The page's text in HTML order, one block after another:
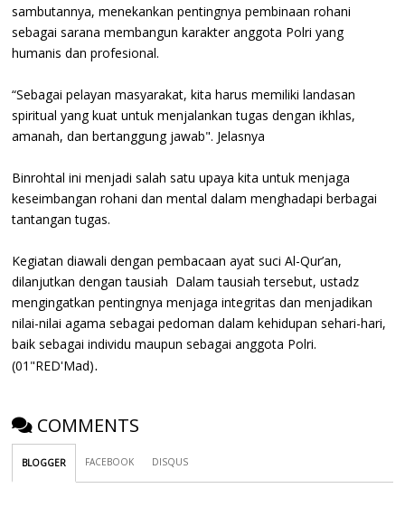
sambutannya, menekankan pentingnya pembinaan rohani
sebagai sarana membangun karakter anggota Polri yang
humanis dan profesional.
“Sebagai pelayan masyarakat, kita harus memiliki landasan
spiritual yang kuat untuk menjalankan tugas dengan ikhlas,
amanah, dan bertanggung jawab". Jelasnya
Binrohtal ini menjadi salah satu upaya kita untuk menjaga
keseimbangan rohani dan mental dalam menghadapi berbagai
tantangan tugas.
Kegiatan diawali dengan pembacaan ayat suci Al-Qur’an,
dilanjutkan dengan tausiah Dalam tausiah tersebut, ustadz
mengingatkan pentingnya menjaga integritas dan menjadikan
nilai-nilai agama sebagai pedoman dalam kehidupan sehari-hari,
baik sebagai individu maupun sebagai anggota Polri.
(01"RED'Mad).
COMMENTS
BLOGGER FACEBOOK DISQUS